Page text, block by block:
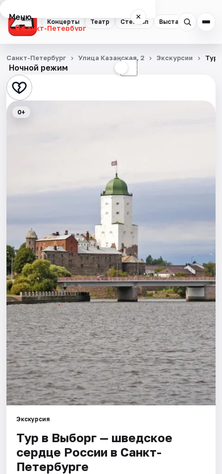
Концерты Театр Стендап Выставки
Меню ×
Санкт-Петербург
Концерты
Театр
Стендап
Города
Площадки
Артисты
Рейтинги
Ночной режим ☾
Санкт-Петербург Улица Казанская, 2 Экскурсии Тур
0+
Экскурсия
Тур в Выборг — шведское
сердце России в Санкт-
Петербурге